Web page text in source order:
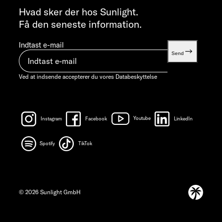
info@sunlight.de
Hvad sker der hos Sunlight.
Få den seneste information.
Indtast e-mail
Send
Ved at indsende accepterer du vores Databeskyttelse
Instagram Facebook Youtube LinkedIn
Spotify TikTok
© 2026 Sunlight GmbH